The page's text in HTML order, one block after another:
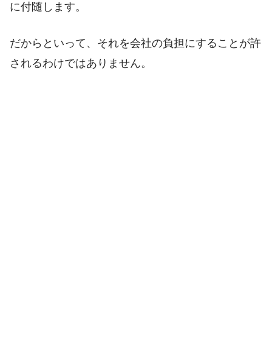
に付随します。
だからといって、それを会社の負担にすることが許
されるわけではありません。